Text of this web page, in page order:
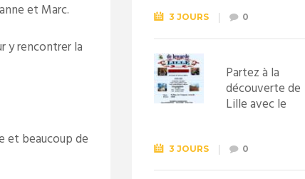
et Marc.
y rencontrer la
et beaucoup de
septembre
2026
3 JOURS 0
Partez à la
découverte de
Lille avec le
Lewarde, le 26
septembre !
3 JOURS 0